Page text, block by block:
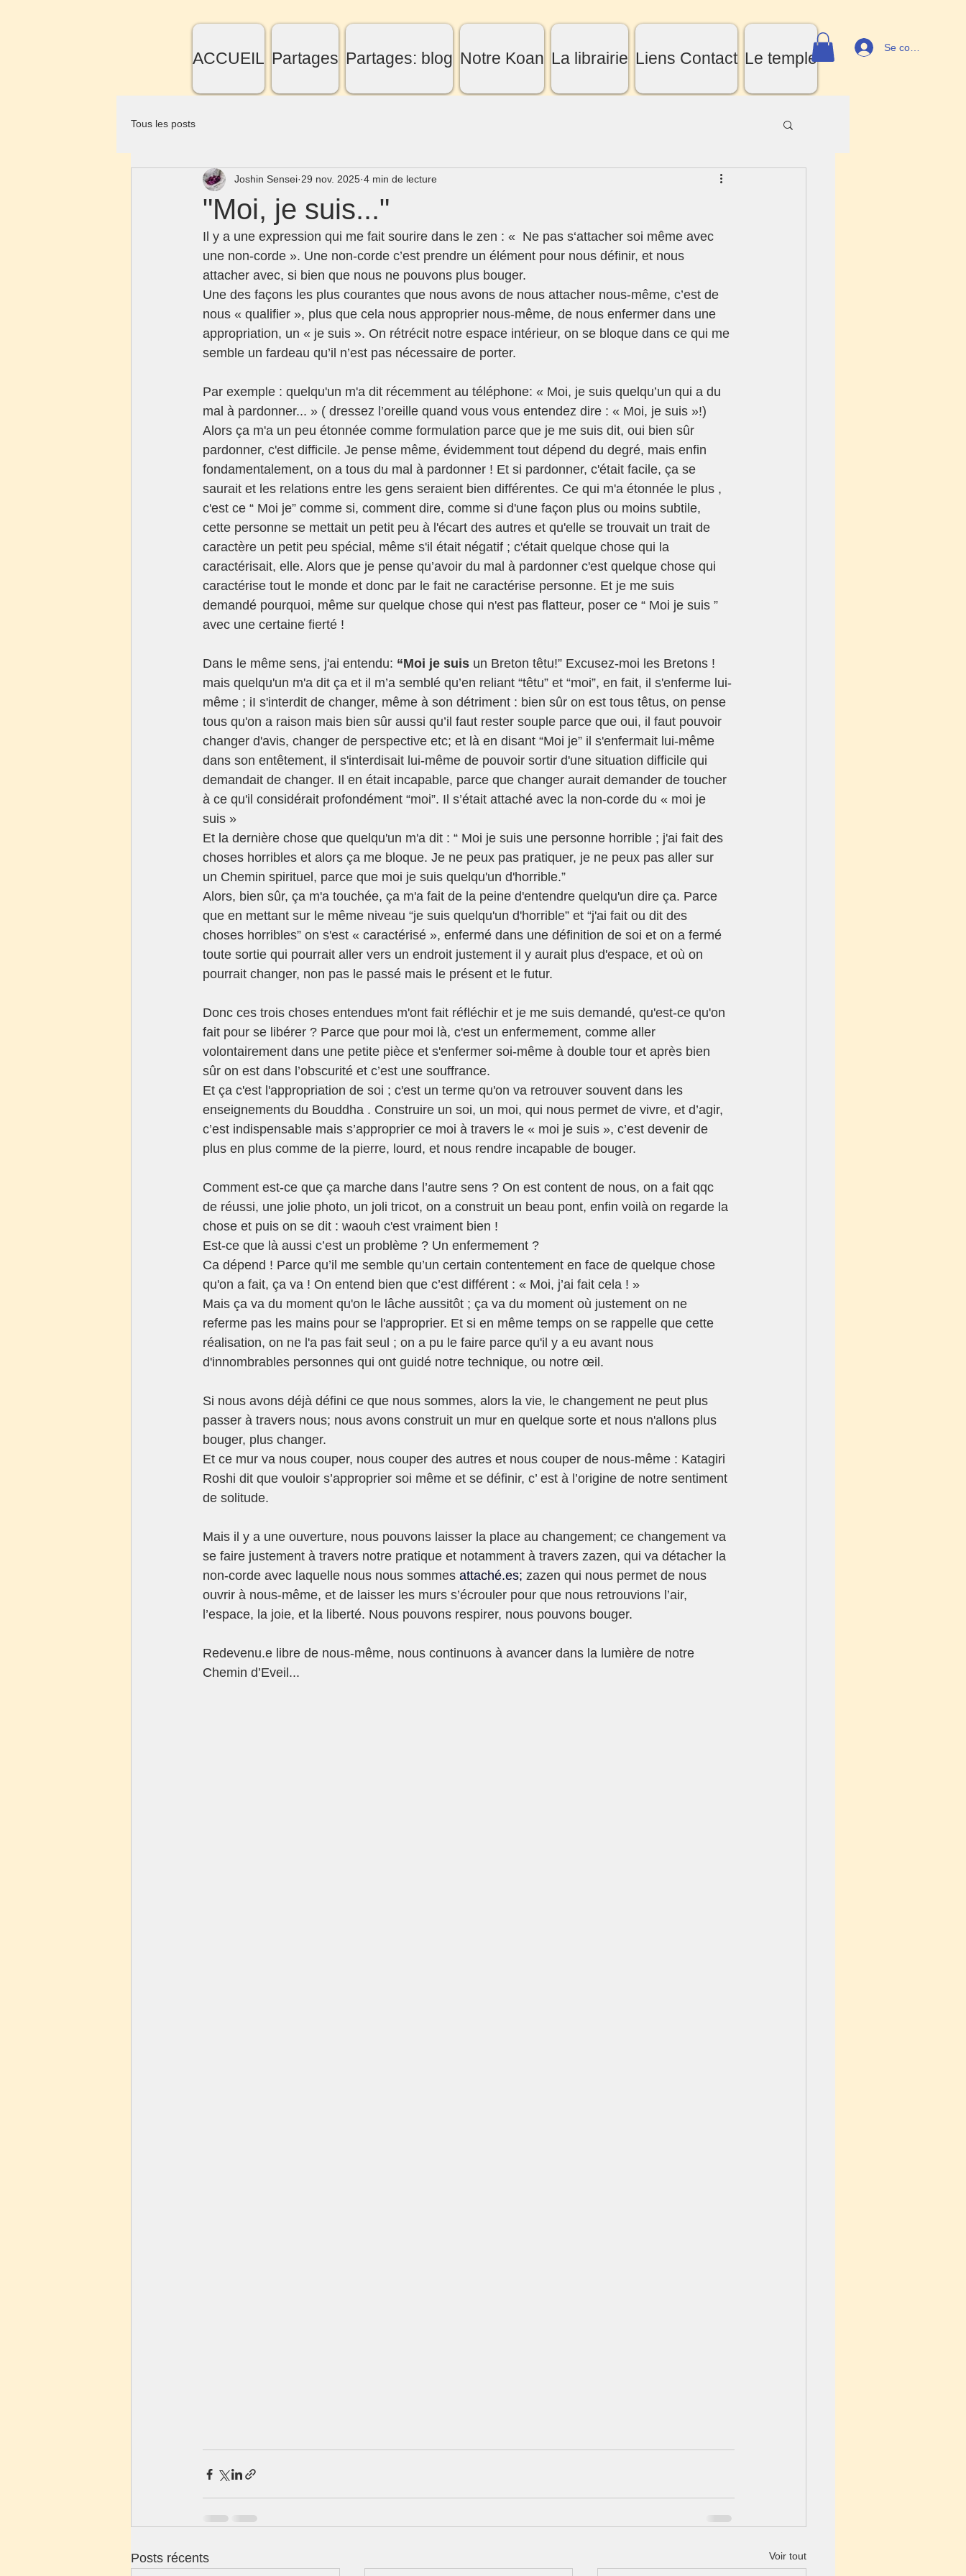
ACCUEIL Partages Partages: blog Notre Koan La librairie Liens Contact Le temple
Se connecter
Tous les posts
"Moi, je suis..."
Joshin Sensei 29 nov. 2025 4 min de lecture
Il y a une expression qui me fait sourire dans le zen : «  Ne pas s‘attacher soi même avec
une non-corde ». Une non-corde c’est prendre un élément pour nous définir, et nous
attacher avec, si bien que nous ne pouvons plus bouger.
Une des façons les plus courantes que nous avons de nous attacher nous-même, c’est de
nous « qualifier », plus que cela nous approprier nous-même, de nous enfermer dans une
appropriation, un « je suis ». On rétrécit notre espace intérieur, on se bloque dans ce qui me
semble un fardeau qu’il n’est pas nécessaire de porter.
Par exemple : quelqu'un m'a dit récemment au téléphone: « Moi, je suis quelqu’un qui a du
mal à pardonner... » ( dressez l’oreille quand vous vous entendez dire : « Moi, je suis »!)
Alors ça m'a un peu étonnée comme formulation parce que je me suis dit, oui bien sûr
pardonner, c'est difficile. Je pense même, évidemment tout dépend du degré, mais enfin
fondamentalement, on a tous du mal à pardonner ! Et si pardonner, c'était facile, ça se
saurait et les relations entre les gens seraient bien différentes. Ce qui m'a étonnée le plus ,
c'est ce “ Moi je” comme si, comment dire, comme si d'une façon plus ou moins subtile,
cette personne se mettait un petit peu à l'écart des autres et qu'elle se trouvait un trait de
caractère un petit peu spécial, même s'il était négatif ; c'était quelque chose qui la
caractérisait, elle. Alors que je pense qu’avoir du mal à pardonner c'est quelque chose qui
caractérise tout le monde et donc par le fait ne caractérise personne. Et je me suis
demandé pourquoi, même sur quelque chose qui n'est pas flatteur, poser ce “ Moi je suis ”
avec une certaine fierté !
Dans le même sens, j'ai entendu: “Moi je suis un Breton têtu!” Excusez-moi les Bretons !
mais quelqu'un m'a dit ça et il m’a semblé qu’en reliant “têtu” et “moi”, en fait, il s'enferme lui-
même ; iI s'interdit de changer, même à son détriment : bien sûr on est tous têtus, on pense
tous qu'on a raison mais bien sûr aussi qu’il faut rester souple parce que oui, il faut pouvoir
changer d'avis, changer de perspective etc; et là en disant “Moi je” il s'enfermait lui-même
dans son entêtement, il s'interdisait lui-même de pouvoir sortir d'une situation difficile qui
demandait de changer. Il en était incapable, parce que changer aurait demander de toucher
à ce qu'il considérait profondément “moi”. Il s’était attaché avec la non-corde du « moi je
suis »
Et la dernière chose que quelqu'un m'a dit : “ Moi je suis une personne horrible ; j'ai fait des
choses horribles et alors ça me bloque. Je ne peux pas pratiquer, je ne peux pas aller sur
un Chemin spirituel, parce que moi je suis quelqu'un d'horrible.”
Alors, bien sûr, ça m'a touchée, ça m'a fait de la peine d'entendre quelqu'un dire ça. Parce
que en mettant sur le même niveau “je suis quelqu'un d'horrible” et “j'ai fait ou dit des
choses horribles” on s'est « caractérisé », enfermé dans une définition de soi et on a fermé
toute sortie qui pourrait aller vers un endroit justement il y aurait plus d'espace, et où on
pourrait changer, non pas le passé mais le présent et le futur.
Donc ces trois choses entendues m'ont fait réfléchir et je me suis demandé, qu'est-ce qu'on
fait pour se libérer ? Parce que pour moi là, c'est un enfermement, comme aller
volontairement dans une petite pièce et s'enfermer soi-même à double tour et après bien
sûr on est dans l’obscurité et c’est une souffrance.
Et ça c'est l'appropriation de soi ; c'est un terme qu'on va retrouver souvent dans les
enseignements du Bouddha . Construire un soi, un moi, qui nous permet de vivre, et d’agir,
c’est indispensable mais s’approprier ce moi à travers le « moi je suis », c’est devenir de
plus en plus comme de la pierre, lourd, et nous rendre incapable de bouger.
Comment est-ce que ça marche dans l’autre sens ? On est content de nous, on a fait qqc
de réussi, une jolie photo, un joli tricot, on a construit un beau pont, enfin voilà on regarde la
chose et puis on se dit : waouh c'est vraiment bien !
Est-ce que là aussi c’est un problème ? Un enfermement ?
Ca dépend ! Parce qu’il me semble qu’un certain contentement en face de quelque chose
qu'on a fait, ça va ! On entend bien que c’est différent : « Moi, j’ai fait cela ! »
Mais ça va du moment qu'on le lâche aussitôt ; ça va du moment où justement on ne
referme pas les mains pour se l'approprier. Et si en même temps on se rappelle que cette
réalisation, on ne l'a pas fait seul ; on a pu le faire parce qu'il y a eu avant nous
d'innombrables personnes qui ont guidé notre technique, ou notre œil.
Si nous avons déjà défini ce que nous sommes, alors la vie, le changement ne peut plus
passer à travers nous; nous avons construit un mur en quelque sorte et nous n'allons plus
bouger, plus changer.
Et ce mur va nous couper, nous couper des autres et nous couper de nous-même : Katagiri
Roshi dit que vouloir s’approprier soi même et se définir, c’ est à l’origine de notre sentiment
de solitude.
Mais il y a une ouverture, nous pouvons laisser la place au changement; ce changement va
se faire justement à travers notre pratique et notamment à travers zazen, qui va détacher la
non-corde avec laquelle nous nous sommes attaché.es; zazen qui nous permet de nous
ouvrir à nous-même, et de laisser les murs s’écrouler pour que nous retrouvions l’air,
l’espace, la joie, et la liberté. Nous pouvons respirer, nous pouvons bouger.
Redevenu.e libre de nous-même, nous continuons à avancer dans la lumière de notre
Chemin d’Eveil...
Posts récents Voir tout